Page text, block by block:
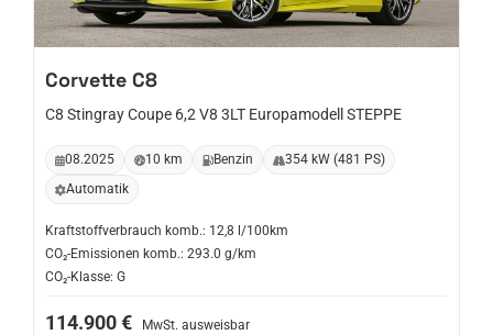
Corvette C8
C8 Stingray Coupe 6,2 V8 3LT Europamodell STEPPE
08.2025 10 km Benzin
354 kW (481 PS)
Automatik
Kraftstoffverbrauch komb.: 12,8 l/100km
CO₂-Emissionen komb.: 293.0 g/km
CO₂-Klasse: G
114.900 € MwSt. ausweisbar